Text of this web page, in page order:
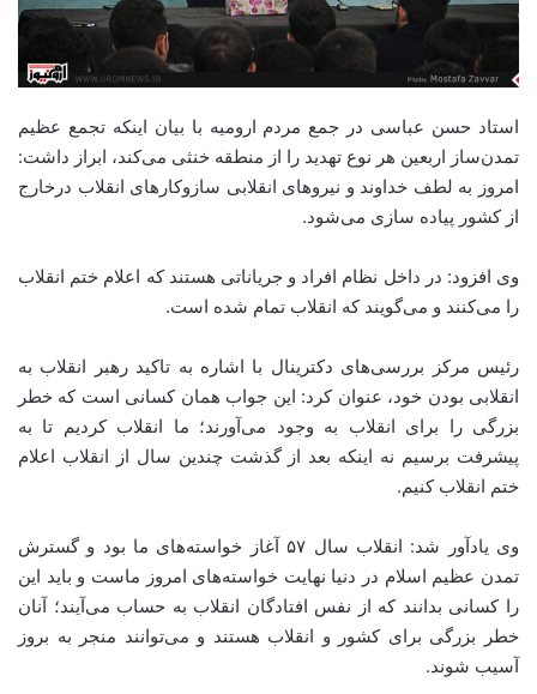
استاد حسن عباسی در جمع مردم ارومیه با بیان اینکه تجمع عظیم
تمدن‌ساز اربعین هر نوع تهدید را از منطقه خنثی می‌‌کند، ابراز داشت:
امروز به لطف خداوند و نیروهای انقلابی سازوکارهای انقلاب درخارج
از کشور پیاده سازی می‌شود.
وی افزود: در داخل نظام افراد و جریاناتی هستند که اعلام ختم انقلاب
را می‌‌کنند و می‌‌گویند که انقلاب تمام شده است.
رئیس مرکز بررسی‌های دکترینال با اشاره به تاکید رهبر انقلاب به
انقلابی بودن خود، عنوان کرد: این جواب همان کسانی است که خطر
بزرگی را برای انقلاب به وجود می‌آورند؛ ما انقلاب کردیم تا به
پیشرفت برسیم نه اینکه بعد از گذشت چندین سال از انقلاب اعلام
ختم انقلاب کنیم.
وی یادآور شد: انقلاب سال ۵۷ آغاز خواسته‌های ما بود و گسترش
تمدن عظیم اسلام در دنیا نهایت خواسته‌های امروز ماست و باید این
را کسانی بدانند که از نفس افتادگان انقلاب به حساب می‌‌آیند؛ آنان
خطر بزرگی برای کشور و انقلاب هستند و می‌‌توانند منجر به بروز
آسیب شوند.